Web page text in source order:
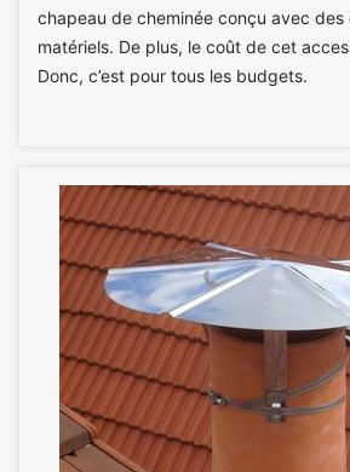
chapeau de cheminée conçu avec
matériels. De plus, le coût de cet
Donc, c’est pour tous les budgets.